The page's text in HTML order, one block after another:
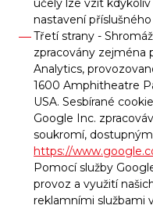
účely lze vzít
nastavení
Třetí strany -
zpracovány zejména
Analytics,
1600 Amphitheatre
USA. Sesbírané
Google Inc.
soukromí,
https://
Pomocí služby
provoz a využití
reklamními službami